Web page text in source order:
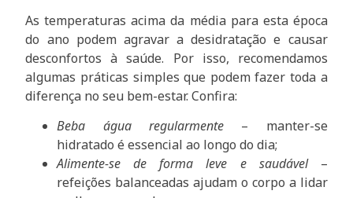
As temperaturas acima da média para esta época
do ano podem agravar a desidratação e causar
desconfortos à saúde. Por isso, recomendamos
algumas práticas simples que podem fazer toda a
diferença no seu bem-estar. Confira:
Beba água regularmente – manter-se
hidratado é essencial ao longo do dia;
Alimente-se de forma leve e saudável–
refeições balanceadas ajudam o corpo a lidar